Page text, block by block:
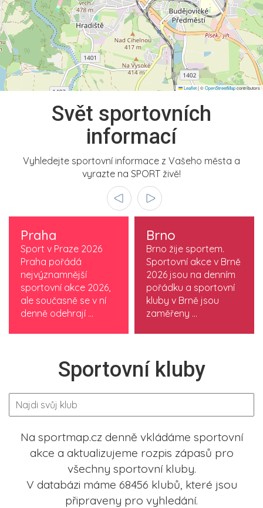
Leaflet|©OpenStreetMapcontributors
Svět sportovních
informací
Vyhledejte sportovní informace z Vašeho města a
vyrazte na SPORT živě!
Praha
Sport v Praze 2026
Praha pořádá
nejvýznamnější
sportovní akce 2026,
ale současně se v ní
denně odehrají ...
Brno
Brno žije sportem.
Sportovní akce v Brně
2026 jsou na denním
pořádku a sportovní
kluby v Brně jsou
zaměřeny ...
Sportovní kluby
Na sportmap.cz denně vkládáme sportovní
akce a aktualizujeme rozpis zápasů pro
všechny sportovní kluby.
V databázi máme 68456 klubů, které jsou
připraveny pro vyhledání.